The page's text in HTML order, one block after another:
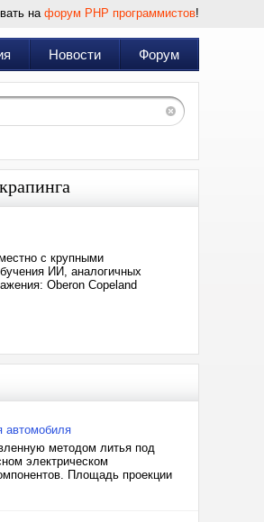
на форум PHP программистов!
Новости Форум
с крупными
ИИ, аналогичных
Oberon Copeland
автомобиля
методом литья под
электрическом
Площадь проекции